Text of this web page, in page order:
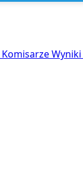
KomisarzeWyniki